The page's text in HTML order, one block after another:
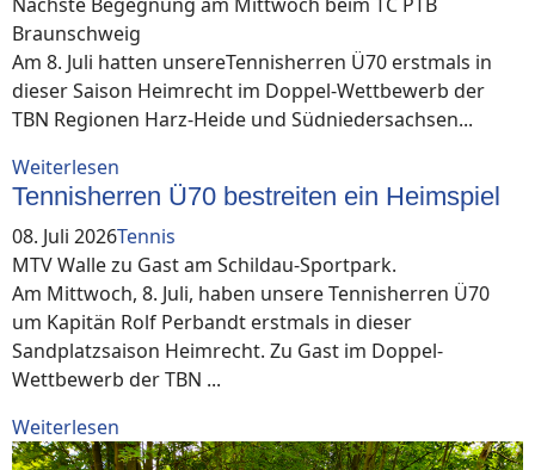
Braunschweig
Am 8. Juli hatten unsereTennisherren Ü70 erstmals in
dieser Saison Heimrecht im Doppel-Wettbewerb der
TBN Regionen Harz-Heide und Südniedersachsen...
Weiterlesen
Tennisherren Ü70 bestreiten ein Heimspiel
08. Juli 2026Tennis
MTV Walle zu Gast am Schildau-Sportpark.
Am Mittwoch, 8. Juli, haben unsere Tennisherren Ü70
um Kapitän Rolf Perbandt erstmals in dieser
Sandplatzsaison Heimrecht. Zu Gast im Doppel-
Wettbewerb der TBN ...
Weiterlesen